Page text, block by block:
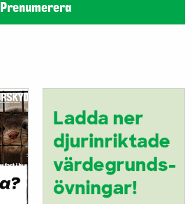
Prenumerera